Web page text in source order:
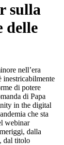
sulla
delle
nell’era
inestricabilmente
di potere
di Papa
in the digital
che sta
webinar
dalla
dal titolo